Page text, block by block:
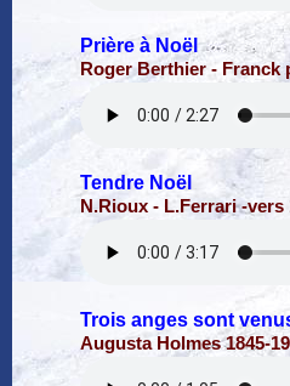
Prière à Noël
Roger Berthier - Franck
Tendre Noël
N.Rioux - L.Ferrari -vers
Trois anges sont
Augusta Holmes 1845-